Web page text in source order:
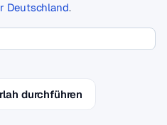
Deutschland.
durchführen